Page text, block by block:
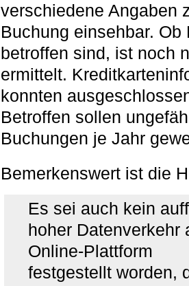
verschiedene Angaben
Buchung einsehbar. Ob
betroffen sind, ist noch
ermittelt.
konnten
Betroffen sollen
Buchungen je Jahr
Bemerkenswert ist die
Es sei auch kein
hoher Datenverkehr
Online-Plattform
festgestellt worden,